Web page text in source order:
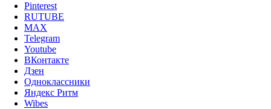
Pinterest
RUTUBE
MAX
Telegram
Youtube
ВКонтакте
Дзен
Одноклассники
Яндекс Ритм
Wibes